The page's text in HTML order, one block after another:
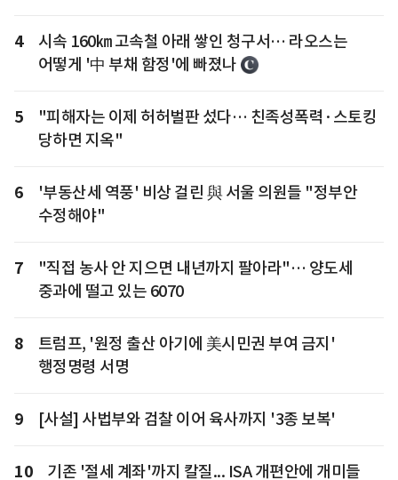
4
시속 160㎞ 고속철 아래 쌓인 청구서… 라오스는
어떻게 '中 부채 함정'에 빠졌나
5
"피해자는 이제 허허벌판 섰다… 친족성폭력·스토킹
당하면 지옥"
6
'부동산세 역풍' 비상 걸린 與 서울 의원들 "정부안
수정해야"
7
"직접 농사 안 지으면 내년까지 팔아라"… 양도세
중과에 떨고 있는 6070
8
트럼프, '원정 출산 아기에 美시민권 부여 금지'
행정명령 서명
9 [사설] 사법부와 검찰 이어 육사까지 '3종 보복'
10 기존 '절세 계좌'까지 칼질... ISA 개편안에 개미들